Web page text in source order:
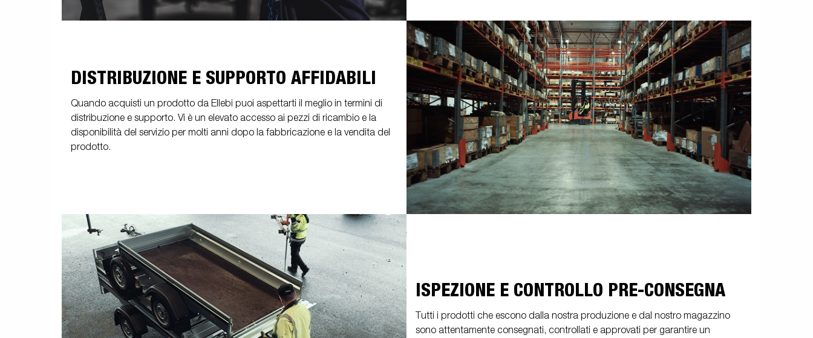
DISTRIBUZIONE E SUPPORTO AFFIDABILI
Quando acquisti un prodotto da Ellebi puoi aspettarti il meglio in termini di
distribuzione e supporto. Vi è un elevato accesso ai pezzi di ricambio e la
disponibilità del servizio per molti anni dopo la fabbricazione e la vendita del
prodotto.
ISPEZIONE E CONTROLLO PRE-CONSEGNA
Tutti i prodotti che escono dalla nostra produzione e dal nostro magazzino
sono attentamente consegnati, controllati e approvati per garantire un